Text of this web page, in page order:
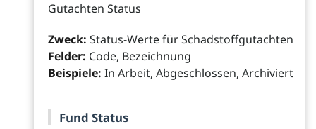
Gutachten Status
Zweck: Status-Werte für Schadstoffgutachten
Felder: Code, Bezeichnung
Beispiele: In Arbeit, Abgeschlossen, Archiviert
Fund Status